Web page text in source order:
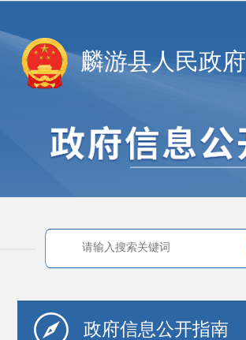
麟游县人民政府
政府信息公开指南